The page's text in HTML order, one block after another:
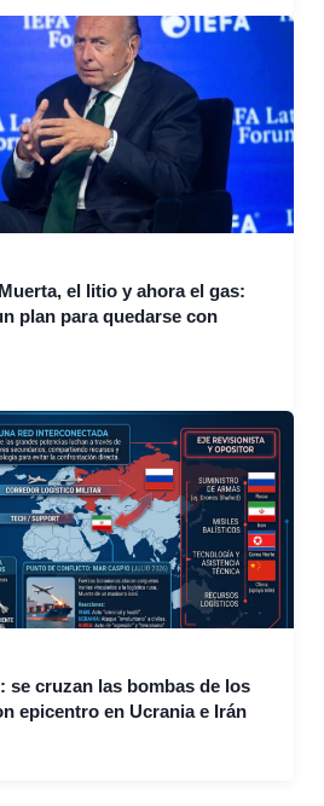
el litio y ahora el gas:
plan para quedarse con
se cruzan las bombas de los
epicentro en Ucrania e Irán